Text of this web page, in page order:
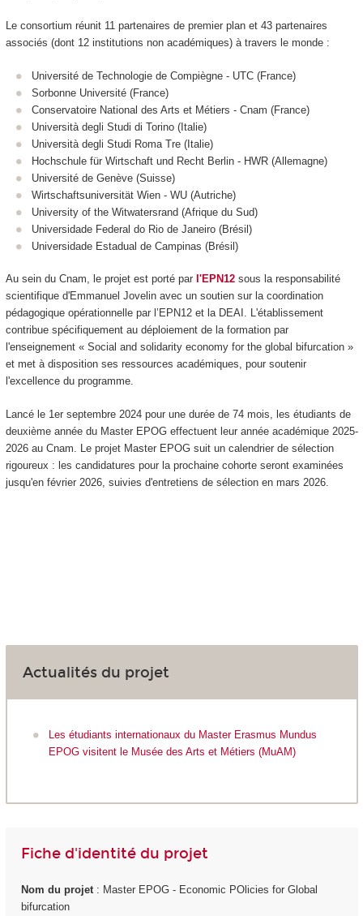
Le consortium réunit 11 partenaires de premier plan et 43 partenaires
associés (dont 12 institutions non académiques) à travers le monde :
Université de Technologie de Compiègne - UTC (France)
Sorbonne Université (France)
Conservatoire National des Arts et Métiers - Cnam (France)
Università degli Studi di Torino (Italie)
Università degli Studi Roma Tre (Italie)
Hochschule für Wirtschaft und Recht Berlin - HWR (Allemagne)
Université de Genève (Suisse)
Wirtschaftsuniversität Wien - WU (Autriche)
University of the Witwatersrand (Afrique du Sud)
Universidade Federal do Rio de Janeiro (Brésil)
Universidade Estadual de Campinas (Brésil)
Au sein du Cnam, le projet est porté parl'EPN12sous la responsabilité
scientifique d'Emmanuel Jovelin avec un soutien sur la coordination
pédagogique opérationnelle par l’EPN12 et la DEAI. L'établissement
contribue spécifiquement au déploiement de la formation par
l'enseignement « Social and solidarity economy for the global bifurcation »
et met à disposition ses ressources académiques, pour soutenir
l'excellence du programme.
Lancé le 1er septembre 2024 pour une durée de 74 mois, les étudiants de
deuxième année du Master EPOG effectuent leur année académique 2025-
2026 au Cnam. Le projet Master EPOG suit un calendrier de sélection
rigoureux : les candidatures pour la prochaine cohorte seront examinées
jusqu'en février 2026, suivies d'entretiens de sélection en mars 2026.
Actualités du projet
Les étudiants internationaux du Master Erasmus Mundus
EPOG visitent le Musée des Arts et Métiers (MuAM)
Fiche d'identité du projet
Nom du projet : Master EPOG - Economic POlicies for Global
bifurcation